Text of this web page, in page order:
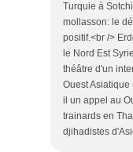
Turquie à
mollasson: le
positif.<br />
le Nord Est
théâtre d'un
Ouest Asiatique
il un appel au
trainards en
djihadistes